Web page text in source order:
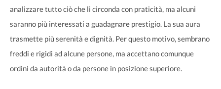
analizzare tutto ciò che li circonda con praticità, ma alcuni
saranno più interessati a guadagnare prestigio. La sua aura
trasmette più serenità e dignità. Per questo motivo, sembrano
freddi e rigidi ad alcune persone, ma accettano comunque
ordini da autorità o da persone in posizione superiore.